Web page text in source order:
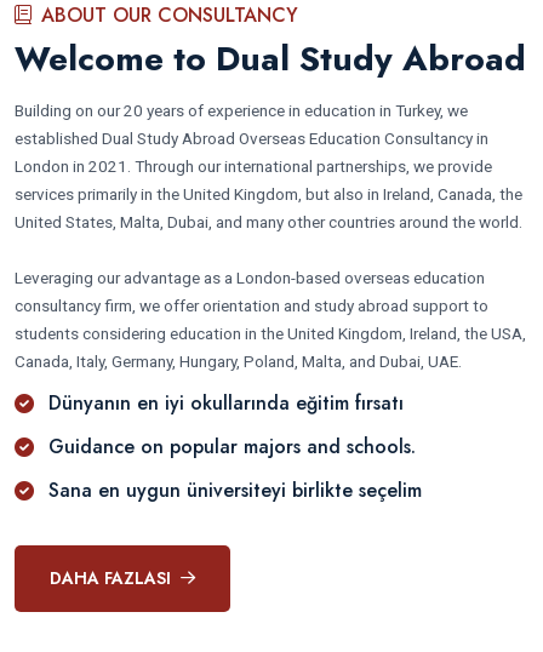
ABOUT OUR CONSULTANCY
Welcome to Dual Study Abroad
Building on our 20 years of experience in education in Turkey, we
established Dual Study Abroad Overseas Education Consultancy in
London in 2021. Through our international partnerships, we provide
services primarily in the United Kingdom, but also in Ireland, Canada, the
United States, Malta, Dubai, and many other countries around the world.
Leveraging our advantage as a London-based overseas education
consultancy firm, we offer orientation and study abroad support to
students considering education in the United Kingdom, Ireland, the USA,
Canada, Italy, Germany, Hungary, Poland, Malta, and Dubai, UAE.
Dünyanın en iyi okullarında eğitim fırsatı
Guidance on popular majors and schools.
Sana en uygun üniversiteyi birlikte seçelim
DAHA FAZLASI